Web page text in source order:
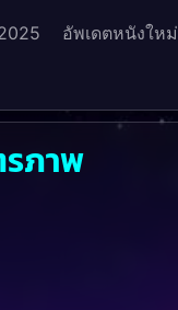
อัพเดตหนังใหม่
ภาพ